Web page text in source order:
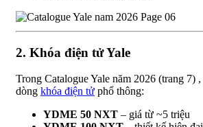
2. Khóa điện tử Yale
Trong Catalogue Yale năm 2026 (trang 7)
dòng khóa điện tử phổ thông:
YDME 50 NXT – giá từ ~5 triệu